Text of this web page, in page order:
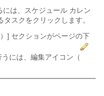
は、スケジュール カレン
スクをクリックします。
] セクションがページの下
には、編集アイコン（